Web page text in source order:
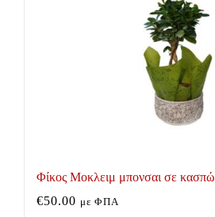
Φίκος Μοκλειμ μπονσαι σε κασπώ
€50.00 με ΦΠΑ